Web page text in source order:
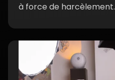
à force de harcèlement.